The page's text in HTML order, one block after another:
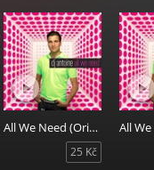
All We Need (Original Mix)
25 Kč